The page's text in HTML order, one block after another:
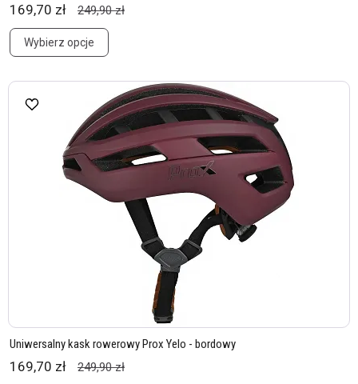
169,70 zł 249,90 zł
Wybierz opcje
Uniwersalny kask rowerowy Prox Yelo - bordowy
169,70 zł 249,90 zł